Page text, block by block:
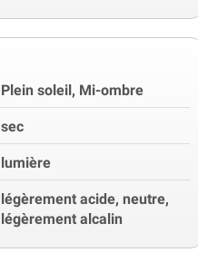
Plein soleil, Mi-ombre
sec
lumière
légèrement acide, neutre,
légèrement alcalin